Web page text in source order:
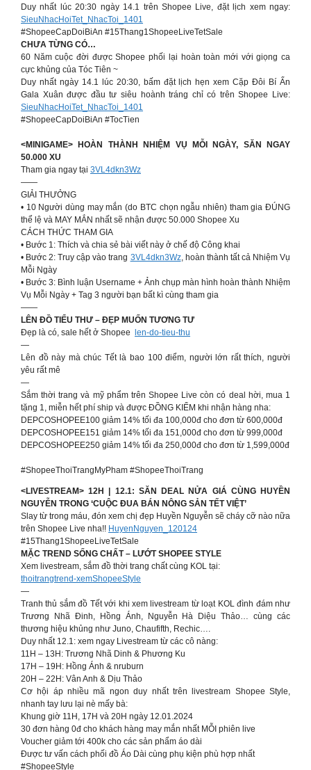
Duy nhất lúc 20:30 ngày 14.1 trên Shopee Live, đặt lịch xem ngay:
SieuNhacHoiTet_NhacToi_1401
#ShopeeCapDoiBiAn #15Thang1ShopeeLiveTetSale
CHƯA TỪNG CÓ…
60 Năm cuộc đời được Shopee phối lại hoàn toàn mới với giọng ca
cực khủng của Tóc Tiên ~
Duy nhất ngày 14.1 lúc 20:30, bấm đặt lịch hẹn xem Cặp Đôi Bí Ẩn
Gala Xuân được đầu tư siêu hoành tráng chỉ có trên Shopee Live:
SieuNhacHoiTet_NhacToi_1401
#ShopeeCapDoiBiAn #TocTien
<MINIGAME> HOÀN THÀNH NHIỆM VỤ MỖI NGÀY, SĂN NGAY
50.000 XU
Tham gia ngay tại 3VL4dkn3Wz
——
GIẢI THƯỞNG
• 10 Người dùng may mắn (do BTC chọn ngẫu nhiên) tham gia ĐÚNG
thể lệ và MAY MẮN nhất sẽ nhận được 50.000 Shopee Xu
CÁCH THỨC THAM GIA
• Bước 1: Thích và chia sẻ bài viết này ở chế độ Công khai
• Bước 2: Truy cập vào trang 3VL4dkn3Wz, hoàn thành tất cả Nhiệm Vụ
Mỗi Ngày
• Bước 3: Bình luận Username + Ảnh chụp màn hình hoàn thành Nhiệm
Vụ Mỗi Ngày + Tag 3 người bạn bất kì cùng tham gia
——
LÊN ĐỒ TIỂU THƯ – ĐẸP MUỐN TƯƠNG TƯ
Đẹp là có, sale hết ở Shopee
len-do-tieu-thu
—
Lên đồ này mà chúc Tết là bao 100 điểm, người lớn rất thích, người
yêu rất mê
—
Sắm thời trang và mỹ phẩm trên Shopee Live còn có deal hời, mua 1
tặng 1, miễn hết phí ship và được ĐỒNG KIỂM khi nhận hàng nha:
DEPCOSHOPEE100 giảm 14% tối đa 100,000đ cho đơn từ 600,000đ
DEPCOSHOPEE151 giảm 14% tối đa 151,000đ cho đơn từ 999,000đ
DEPCOSHOPEE250 giảm 14% tối đa 250,000đ cho đơn từ 1,599,000đ
#ShopeeThoiTrangMyPham #ShopeeThoiTrang
<LIVESTREAM> 12H | 12.1: SĂN DEAL NỬA GIÁ CÙNG HUYỀN
NGUYỄN TRONG ‘CUỘC ĐUA BÁN NÔNG SẢN TẾT VIỆT’
Slay từ trong máu, đón xem chị đẹp Huyền Nguyễn sẽ cháy cỡ nào nữa
trên Shopee Live nha!! HuyenNguyen_120124
#15Thang1ShopeeLiveTetSale
MẶC TREND SỐNG CHẤT – LƯỚT SHOPEE STYLE
Xem livestream, sắm đồ thời trang chất cùng KOL tại:
thoitrangtrend-xemShopeeStyle
—
Tranh thủ sắm đồ Tết với khi xem livestream từ loạt KOL đình đám như
Trương Nhã Đinh, Hồng Ánh, Nguyễn Hà Diệu Thảo… cùng các
thương hiệu khủng như Juno, Chaufifth, Rechic….
Duy nhất 12.1: xem ngay Livestream từ các cô nàng:
11H – 13H: Trương Nhã Dinh & Phương Ku
17H – 19H: Hồng Ánh & nruburn
20H – 22H: Vân Anh & Dịu Thảo
Cơ hội áp nhiều mã ngon duy nhất trên livestream Shopee Style,
nhanh tay lưu lại nè mấy bà:
Khung giờ 11H, 17H và 20H ngày 12.01.2024
30 đơn hàng 0đ cho khách hàng may mắn nhất MỖI phiên live
Voucher giảm tới 400k cho các sản phẩm áo dài
Được tư vấn cách phối đồ Áo Dài cùng phụ kiện phù hợp nhất
#ShopeeStyle